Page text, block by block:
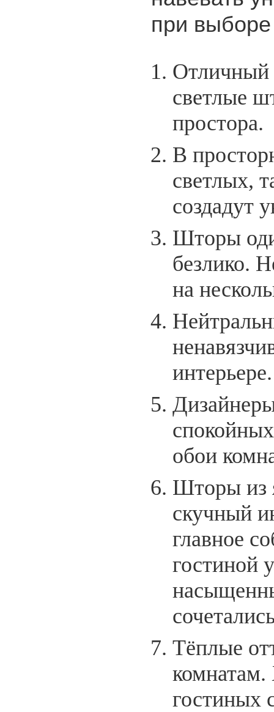
при выборе
Отличный
светлые
простора.
В
светлых,
создадут
Шторы
безлико.
на
интерьере.
обои
Шторы из
скучный
главное
гостиной
Тёплые
комнатам.
гостиных